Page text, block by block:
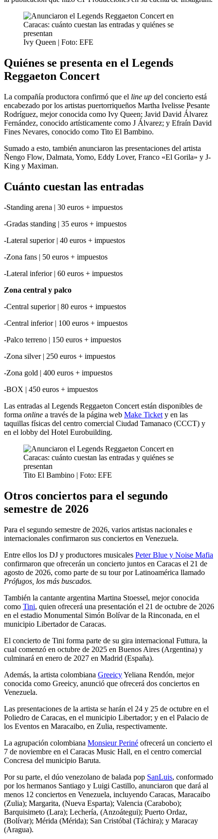
Ivy Queen | Foto: EFE
Quiénes se presenta en el Legends
Reggaeton Concert
La compañía productora confirmó que el line up del concierto está
encabezado por los artistas puertorriqueños Martha Ivelisse Pesante
Rodríguez, mejor conocida como Ivy Queen; Javid David Álvarez
Fernández, conocido artísticamente como J Álvarez; y Efraín David
Fines Nevares, conocido como Tito El Bambino.
Sumado a esto, también anunciaron las presentaciones del artista
Ñengo Flow, Dalmata, Yomo, Eddy Lover, Franco «El Gorila» y J-
King y Maximan.
Cuánto cuestan las entradas
-Standing arena | 30 euros + impuestos
-Gradas standing | 35 euros + impuestos
-Lateral superior | 40 euros + impuestos
-Zona fans | 50 euros + impuestos
-Lateral inferior | 60 euros + impuestos
Zona central y palco
-Central superior | 80 euros + impuestos
-Central inferior | 100 euros + impuestos
-Palco terreno | 150 euros + impuestos
-Zona silver | 250 euros + impuestos
-Zona gold | 400 euros + impuestos
-BOX | 450 euros + impuestos
Las entradas al Legends Reggaeton Concert están disponibles de
forma online a través de la página web Make Ticket y en las
taquillas físicas del centro comercial Ciudad Tamanaco (CCCT) y
en el lobby del Hotel Eurobuilding.
Tito El Bambino | Foto: EFE
Otros conciertos para el segundo
semestre de 2026
Para el segundo semestre de 2026, varios artistas nacionales e
internacionales confirmaron sus conciertos en Venezuela.
Entre ellos los DJ y productores musicales Peter Blue y Noise Mafia
confirmaron que ofrecerán un concierto juntos en Caracas el 21 de
agosto de 2026, como parte de su tour por Latinoamérica llamado
Prófugos, los más buscados.
También la cantante argentina Martina Stoessel, mejor conocida
como Tini, quien ofrecerá una presentación el 21 de octubre de 2026
en el estadio Monumental Simón Bolívar de la Rinconada, en el
municipio Libertador de Caracas.
El concierto de Tini forma parte de su gira internacional Futtura, la
cual comenzó en octubre de 2025 en Buenos Aires (Argentina) y
culminará en enero de 2027 en Madrid (España).
Además, la artista colombiana GreeicyYeliana Rendón, mejor
conocida como Greeicy, anunció que ofrecerá dos conciertos en
Venezuela.
Las presentaciones de la artista se harán el 24 y 25 de octubre en el
Poliedro de Caracas, en el municipio Libertador; y en el Palacio de
los Eventos en Maracaibo, en Zulia, respectivamente.
La agrupación colombiana Monsieur Periné ofrecerá un concierto el
7 de noviembre en el Caracas Music Hall, en el centro comercial
Concresa del municipio Baruta.
Por su parte, el dúo venezolano de balada pop SanLuis, conformado
por los hermanos Santiago y Luigi Castillo, anunciaron que dará al
menos 12 conciertos en Venezuela, incluyendo Caracas, Maracaibo
(Zulia); Margarita, (Nueva Esparta); Valencia (Carabobo);
Barquisimeto (Lara); Lechería, (Anzoátegui); Puerto Ordaz,
(Bolívar); Mérida (Mérida); San Cristóbal (Táchira); y Maracay
(Aragua).